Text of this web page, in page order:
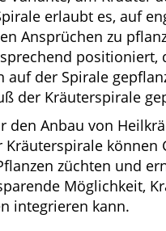
erlaubt es, auf
Ansprüchen zu
positioniert,
der Spirale
der Kräuterspirale
Anbau von
können
züchten und
Möglichkeit,
integrieren kann.